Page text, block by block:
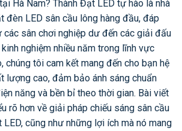
Hà Nam? Thành Đạt LED tự hào là nhà
đèn LED sân cầu lông hàng đầu, đáp
các sân chơi nghiệp dư đến các giải đấu
nghiệm nhiều năm trong lĩnh vực
chúng tôi cam kết mang đến cho bạn hệ
lượng cao, đảm bảo ánh sáng chuẩn
năng và bền bỉ theo thời gian. Bài viết
rõ hơn về giải pháp chiếu sáng sân cầu
cũng như những lợi ích mà nó mang